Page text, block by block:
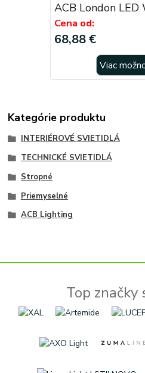
ACB London LED
Cena od:
68,88 €
Viac
Kategórie produktu
INTERIÉROVÉ SVIETIDLÁ
TECHNICKÉ SVIETIDLÁ
Stropné
Priemyselné
ACB Lighting
Top